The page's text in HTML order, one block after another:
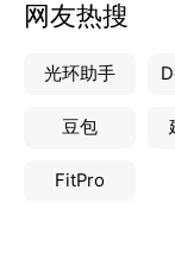
网友热搜
光环助手
豆包
FitPro